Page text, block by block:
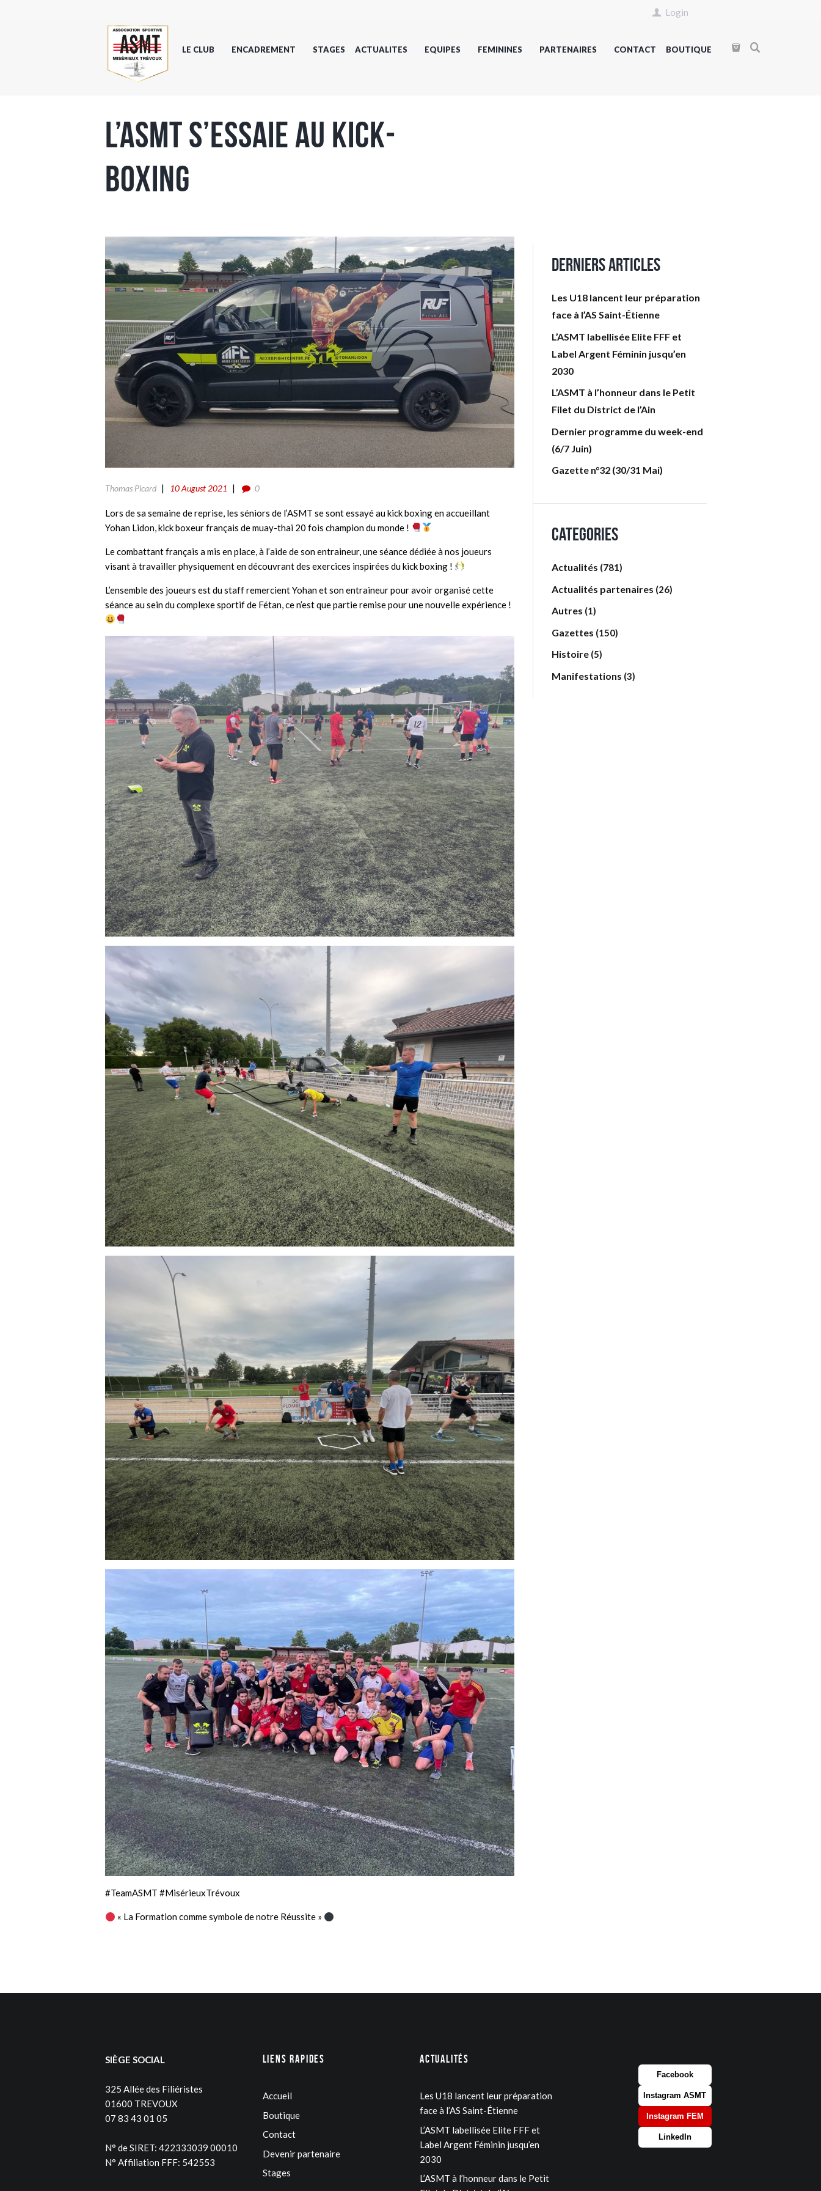
Login
LE CLUB ENCADREMENT STAGES ACTUALITES EQUIPES FEMININES PARTENAIRES CONTACT BOUTIQUE
L’ASMT s’essaie au kick-
boxing
Thomas Picard 10 August 2021 0
Lors de sa semaine de reprise, les séniors de l’ASMT se sont essayé au kick boxing en accueillant
Yohan Lidon, kick boxeur français de muay-thai 20 fois champion du monde !
Le combattant français a mis en place, à l’aide de son entraineur, une séance dédiée à nos joueurs
visant à travailler physiquement en découvrant des exercices inspirées du kick boxing !
L’ensemble des joueurs est du staff remercient Yohan et son entraineur pour avoir organisé cette
séance au sein du complexe sportif de Fétan, ce n’est que partie remise pour une nouvelle expérience !
#TeamASMT #MisérieuxTrévoux
« La Formation comme symbole de notre Réussite »
Derniers articles
Les U18 lancent leur préparation
face à l’AS Saint-Étienne
L’ASMT labellisée Elite FFF et
Label Argent Féminin jusqu’en
2030
L’ASMT à l’honneur dans le Petit
Filet du District de l’Ain
Dernier programme du week-end
(6/7 Juin)
Gazette n°32 (30/31 Mai)
Categories
Actualités (781)
Actualités partenaires (26)
Autres (1)
Gazettes (150)
Histoire (5)
Manifestations (3)
SIÈGE SOCIAL
325 Allée des Filiéristes
01600 TREVOUX
07 83 43 01 05
N° de SIRET: 422333039 00010
N° Affiliation FFF: 542553
Liens rapides
Accueil
Boutique
Contact
Devenir partenaire
Stages
Actualités
Les U18 lancent leur préparation
face à l’AS Saint-Étienne
L’ASMT labellisée Elite FFF et
Label Argent Féminin jusqu’en
2030
L’ASMT à l’honneur dans le Petit
Facebook
Instagram ASMT
Instagram FEM
LinkedIn